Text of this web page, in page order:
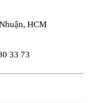
HCM
33 73